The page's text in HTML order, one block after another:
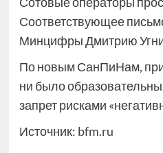
Соответствующее
Минцифры Дмитрию
По новым СанПиНам,
ни было
запрет рисками
Источник: bfm.ru